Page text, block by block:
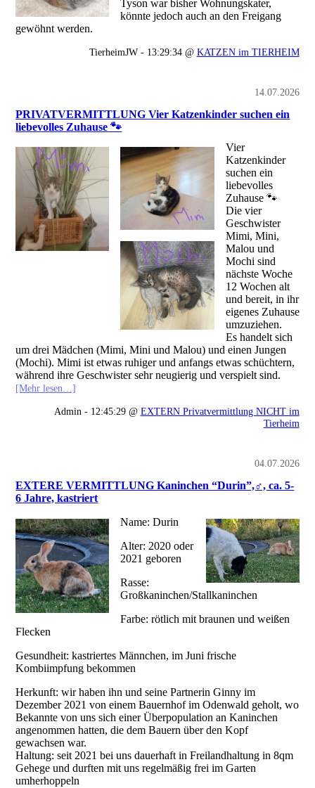
Tyson war bisher Wohnungskater,
könnte jedoch auch an den Freigang
gewöhnt werden.
TierheimJW - 13:29:34 @ KATZEN im TIERHEIM
14.07.2026
PRIVATVERMITTLUNG Vier Katzenkinder suchen ein
liebevolles Zuhause 🐾
Vier
Katzenkinder
suchen ein
liebevolles
Zuhause 🐾
Die vier
Geschwister
Mimi, Mini,
Malou und
Mochi sind
nächste Woche
12 Wochen alt
und bereit, in ihr
eigenes Zuhause
umzuziehen.
Es handelt sich
um drei Mädchen (Mimi, Mini und Malou) und einen Jungen
(Mochi). Mimi ist etwas ruhiger und anfangs etwas schüchtern,
während ihre Geschwister sehr neugierig und verspielt sind.
[Mehr lesen…]
Admin - 12:45:29 @ EXTERN Privatvermittlung NICHT im
Tierheim
04.07.2026
EXTERE VERMITTLUNG Kaninchen “Durin”,♂, ca. 5-
6 Jahre, kastriert
Name: Durin
Alter: 2020 oder
2021 geboren
Rasse:
Großkaninchen/Stallkaninchen
Farbe: rötlich mit braunen und weißen
Flecken
Gesundheit: kastriertes Männchen, im Juni frische
Kombiimpfung bekommen
Herkunft: wir haben ihn und seine Partnerin Ginny im
Dezember 2021 von einem Bauernhof im Odenwald geholt, wo
Bekannte von uns sich einer Überpopulation an Kaninchen
angenommen hatten, die dem Bauern über den Kopf
gewachsen war.
Haltung: seit 2021 bei uns dauerhaft in Freilandhaltung in 8qm
Gehege und durften mit uns regelmäßig frei im Garten
umherhoppeln